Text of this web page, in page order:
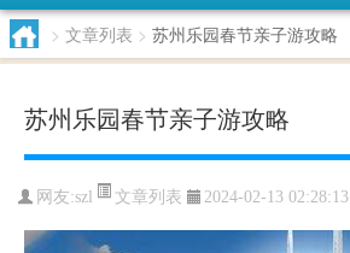
> 文章列表 > 苏州乐园春节亲子游攻略
苏州乐园春节亲子游攻略
网友:szl 文章列表 2024-02-13 02:28:13